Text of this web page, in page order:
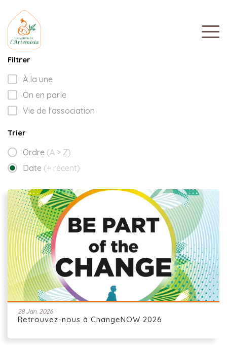
Filtrer
À la une
On en parle
Vie de l'association
Trier
Ordre (A > Z)
Date (+ récent)
28 Jan. 2026
Retrouvez-nous à ChangeNOW 2026